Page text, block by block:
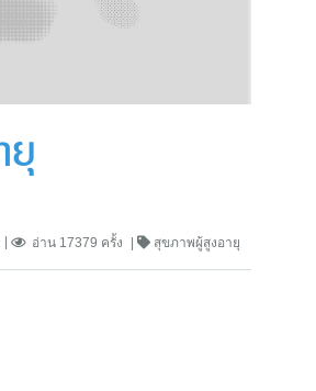
อ่าน 17379 ครั้ง สุขภาพผู้สูงอายุ